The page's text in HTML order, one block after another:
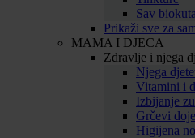
Sav
Prikaži sve za
MAMA I DJECA
Zdravlje i njega
Njega
Vitamini i
Izbijanje
Grčevi
Higijena